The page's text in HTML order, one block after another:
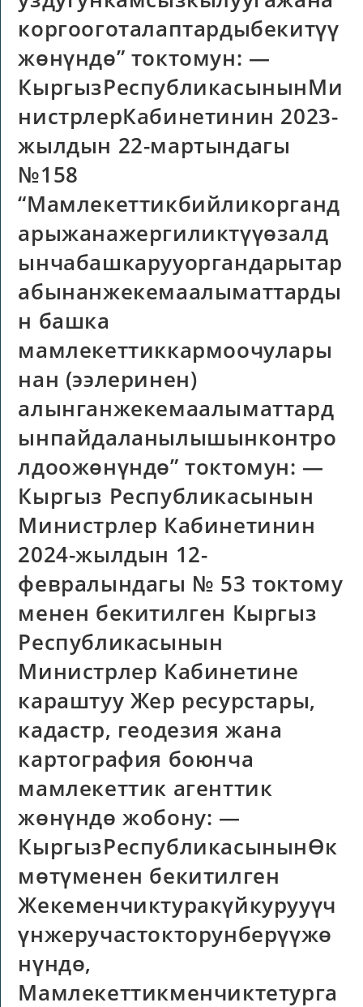
коргооготалаптардыбекитүү
жөнүндө” токтомун: —
КыргызРеспубликасынынМи
нистрлерКабинетинин 2023-
жылдын 22-мартындагы
№158
“Мамлекеттикбийликорганд
арыжанажергиликтүүөзалд
ынчабашкарууоргандарытар
абынанжекемаалыматтарды
н башка
мамлекеттиккармоочулары
нан (ээлеринен)
алынганжекемаалыматтард
ынпайдаланылышынконтро
лдоожөнүндө” токтомун: —
Кыргыз Республикасынын
Министрлер Кабинетинин
2024-жылдын 12-
февралындагы № 53 токтому
менен бекитилген Кыргыз
Республикасынын
Министрлер Кабинетине
караштуу Жер ресурстары,
кадастр, геодезия жана
картография боюнча
мамлекеттик агенттик
жөнүндө жобону: —
КыргызРеспубликасынынӨк
мөтүменен бекитилген
Жекеменчиктуракүйкурууүч
үнжеручастокторунберүүжө
нүндө,
Мамлекеттикменчиктетурга